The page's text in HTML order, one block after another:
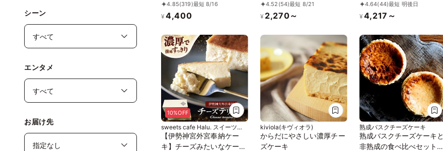
シーン
エンタメ
お届け先
日に 熟成で旨味成分約2
倍！グルテンフリーの「熟
誕生日プレゼント
4.85(319)最短 8/16
¥ 4,400
ンローケーキ 5種5本セッ
ト《ヴィーガンスイーツ》
ンフリー》《アレルギー配
慮》
4.52 (54)最短 8/21
¥ 2,270～
ー お中元2026
4.64(44)最短 明後日
¥ 4,217～
10%OFF
sweets cafe Halu. スイーツカ
フェハル
【伊勢神宮外宮奉納ケー
キ】チーズみたいなケーキ
kiviola(キヴィオラ)
からだにやさしい濃厚チー
ズケーキ
熟成バスクチーズケーキ
熟成バスクチーズケーキと
非熟成の食べ比べセット